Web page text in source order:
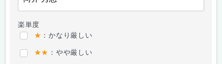
楽単度
★ ：かなり厳しい
★★ ：やや厳しい